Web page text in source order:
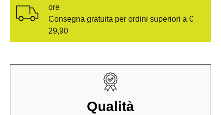
ore
Consegna gratuita per ordini superiori a €
29,90
Qualità